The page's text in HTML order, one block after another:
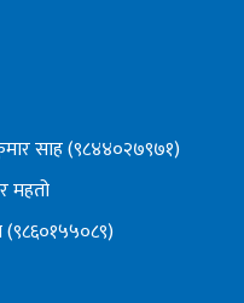
साह (९८४४०२७९७१)
महतो
(९८६०१५५०८९)